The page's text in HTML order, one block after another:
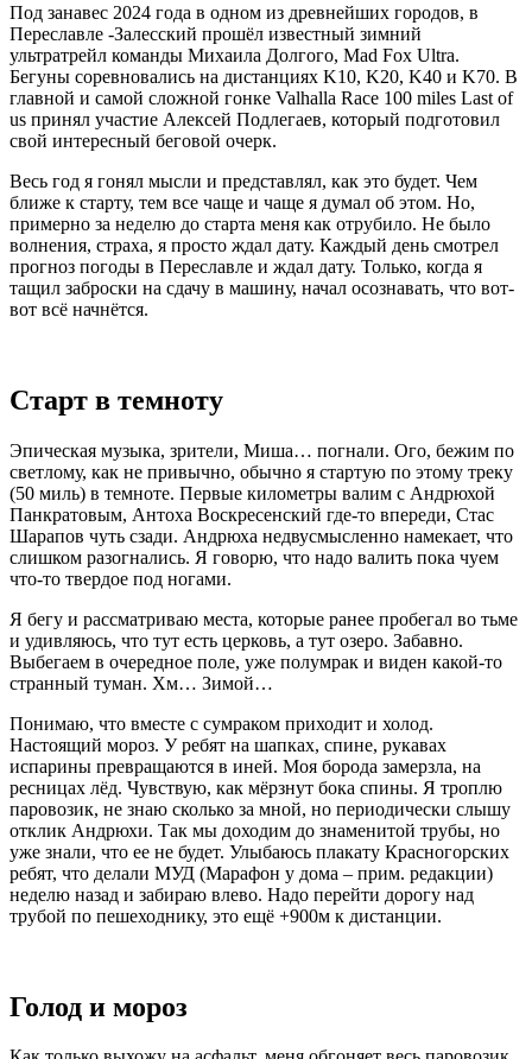
Под занавес 2024 года в одном из древнейших городов, в
Переславле -Залесский прошёл известный зимний
ультратрейл команды Михаила Долгого, Mad Fox Ultra.
Бегуны соревновались на дистанциях K10, K20, K40 и K70. В
главной и самой сложной гонке Valhalla Race 100 miles Last of
us принял участие Алексей Подлегаев, который подготовил
свой интересный беговой очерк.
Весь год я гонял мысли и представлял, как это будет. Чем
ближе к старту, тем все чаще и чаще я думал об этом. Но,
примерно за неделю до старта меня как отрубило. Не было
волнения, страха, я просто ждал дату. Каждый день смотрел
прогноз погоды в Переславле и ждал дату. Только, когда я
тащил заброски на сдачу в машину, начал осознавать, что вот-
вот всё начнётся.
Старт в темноту
Эпическая музыка, зрители, Миша… погнали. Ого, бежим по
светлому, как не привычно, обычно я стартую по этому треку
(50 миль) в темноте. Первые километры валим с Андрюхой
Панкратовым, Антоха Воскресенский где-то впереди, Стас
Шарапов чуть сзади. Андрюха недвусмысленно намекает, что
слишком разогнались. Я говорю, что надо валить пока чуем
что-то твердое под ногами.
Я бегу и рассматриваю места, которые ранее пробегал во тьме
и удивляюсь, что тут есть церковь, а тут озеро. Забавно.
Выбегаем в очередное поле, уже полумрак и виден какой-то
странный туман. Хм… Зимой…
Понимаю, что вместе с сумраком приходит и холод.
Настоящий мороз. У ребят на шапках, спине, рукавах
испарины превращаются в иней. Моя борода замерзла, на
ресницах лёд. Чувствую, как мёрзнут бока спины. Я троплю
паровозик, не знаю сколько за мной, но периодически слышу
отклик Андрюхи. Так мы доходим до знаменитой трубы, но
уже знали, что ее не будет. Улыбаюсь плакату Красногорских
ребят, что делали МУД (Марафон у дома – прим. редакции)
неделю назад и забираю влево. Надо перейти дорогу над
трубой по пешеходнику, это ещё +900м к дистанции.
Голод и мороз